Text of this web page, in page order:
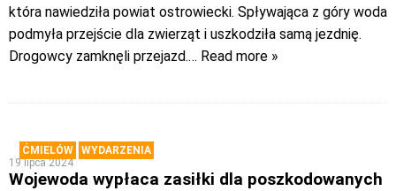
która nawiedziła powiat ostrowiecki. Spływająca z góry woda
podmyła przejście dla zwierząt i uszkodziła samą jezdnię.
Drogowcy zamknęli przejazd.… Read more »
ĆMIELÓW
WYDARZENIA
19 lipca 2024
Wojewoda wypłaca zasiłki dla poszkodowanych